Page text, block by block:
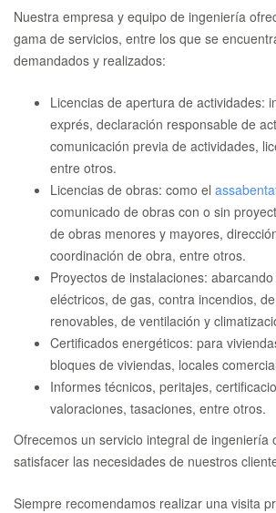
Nuestra empresa y equipo de ingeniería
gama de servicios, entre los que se
demandados y realizados:
Licencias de apertura de actividades:
exprés, declaración responsable de
comunicación previa de actividades,
entre otros.
Licencias de obras: como el
comunicado de obras con o sin
de obras menores y mayores,
coordinación de obra, entre otros.
Proyectos de instalaciones:
eléctricos, de gas, contra incendios,
renovables, de ventilación y
Certificados energéticos: para
bloques de viviendas, locales
Informes técnicos, peritajes,
valoraciones, tasaciones, entre otros.
Ofrecemos un servicio integral de ingeniería
satisfacer las necesidades de nuestros
Siempre recomendamos realizar una visita